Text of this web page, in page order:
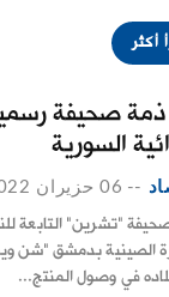
أكثر
صحيفة
السورية
-- 06 حزيران 2022
"تشرين" التابعة
الصينية بدمشق "شن
في وصول المنتج...